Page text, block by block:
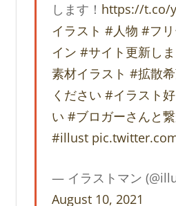
します！ https://t.co/
イラスト #人物 #フ
イン #サイト更新し
素材イラスト #拡散
ください #イラスト
い #ブロガーさんと
#illust
— イラストマン
August 10, 2021